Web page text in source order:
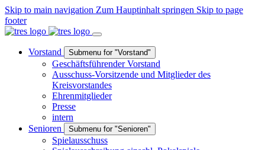
Skip to main navigation Zum Hauptinhalt springen Skip to page
footer
Vorstand Submenu for "Vorstand"
Geschäftsführender Vorstand
Ausschuss-Vorsitzende und Mitglieder des
Kreisvorstandes
Ehrenmitglieder
Presse
intern
Senioren
Submenu for "Senioren"
Spielausschuss